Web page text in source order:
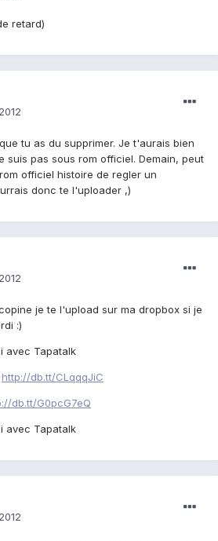
retard)
tu as du supprimer. Je t'aurais bien
suis pas sous rom officiel. Demain, peut
officiel histoire de regler un
donc te l'uploader ,)
je te l'upload sur ma dropbox si je
:)
avec Tapatalk
http://db.tt/CLqqqJiC
db.tt/G0pcG7eQ
avec Tapatalk